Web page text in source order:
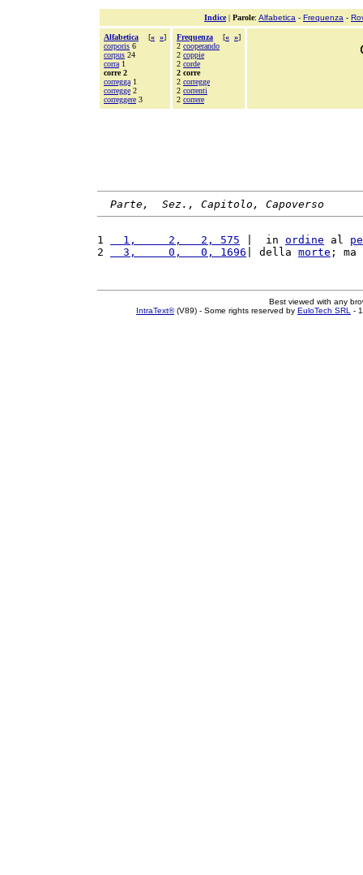
Indice| Parole: Alfabetica - Frequenza -
Alfabetica [« »]
corporis 6
corpus 24
corra 1
corre 2
corregga 1
corregge 2
correggere 3
Frequenza [« »]
2 cooperando
2 coppie
2 corde
2 corre
2 corregge
2 correnti
2 correre
Parte,  Sez., Capitolo, Capoverso
1
  1,     2,   2, 575
|  in ordine al
2
  3,     0,   0, 1696
| della morte ;
Best viewed with any
IntraText®(V89) - Some rights reserved by EuloTech SRL -